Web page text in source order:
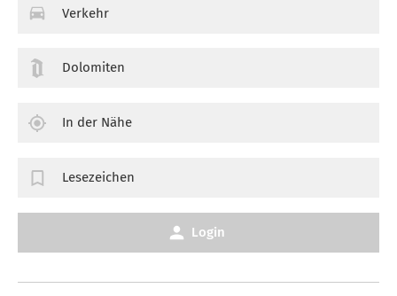
Verkehr
Dolomiten
In der Nähe
Lesezeichen
Login